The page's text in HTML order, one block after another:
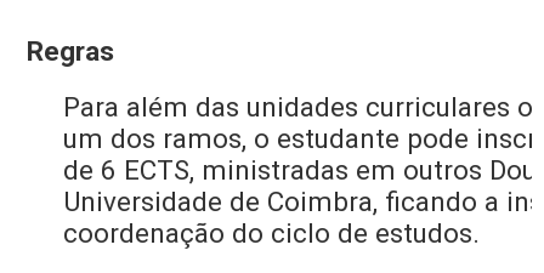
Regras
Para além das unidades curriculares
um dos ramos, o estudante pode
de 6 ECTS, ministradas em outros
Universidade de Coimbra, ficando a
coordenação do ciclo de estudos.